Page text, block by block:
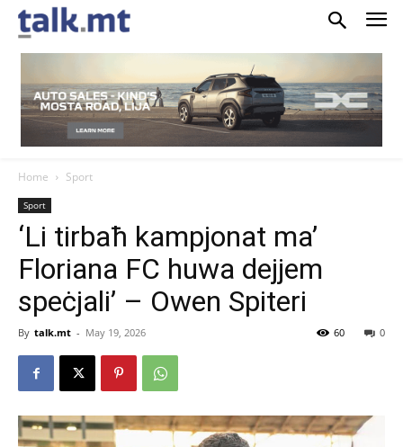
Home Sport
Sport
‘Li tirbaħ kampjonat ma’
Floriana FC huwa dejjem
speċjali’ – Owen Spiteri
By talk.mt - May 19, 2026 0
60